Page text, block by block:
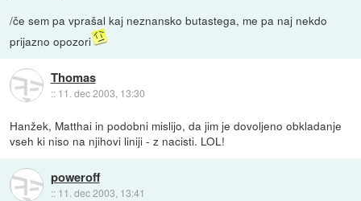
/če sem pa vprašal kaj neznansko butastega, me pa naj nekdo
prijazno opozori
Thomas
:: 11. dec 2003, 13:30
Hanžek, Matthai in podobni mislijo, da jim je dovoljeno obkladanje
vseh ki niso na njihovi liniji - z nacisti. LOL!
poweroff
:: 11. dec 2003, 13:41